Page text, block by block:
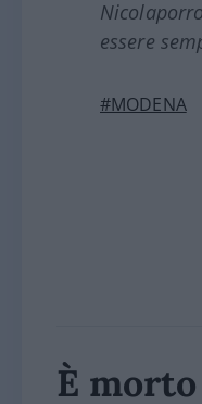
essere
#MODENA
È